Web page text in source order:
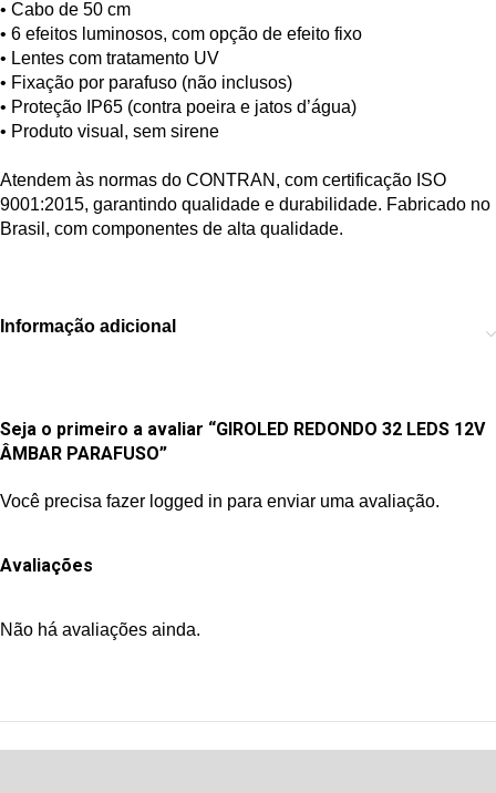
• Cabo de 50 cm
• 6 efeitos luminosos, com opção de efeito fixo
• Lentes com tratamento UV
• Fixação por parafuso (não inclusos)
• Proteção IP65 (contra poeira e jatos d’água)
• Produto visual, sem sirene
Atendem às normas do CONTRAN, com certificação ISO
9001:2015, garantindo qualidade e durabilidade. Fabricado no
Brasil, com componentes de alta qualidade.
Informação adicional
Avaliações
Não há avaliações ainda.
Seja o primeiro a avaliar “GIROLED REDONDO 32 LEDS 12V
ÂMBAR PARAFUSO”
Você precisa fazer logged in para enviar uma avaliação.